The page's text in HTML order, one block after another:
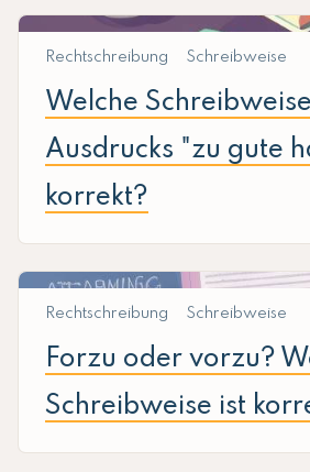
Rechtschreibung Schreibweise
Welche
Ausdrucks "zu gute
korrekt?
Rechtschreibung Schreibweise
Forzu oder vorzu?
Schreibweise ist